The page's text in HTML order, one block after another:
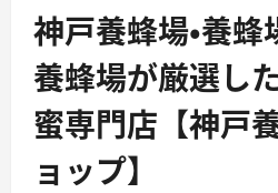
屋
南
陽
軒】
テ
ィ
エ
【洋
菓
子
シ
会
社
シ
ュ
ゼ
ト・
神戸養蜂場・養
養蜂場が厳選し
蜜専門店【神戸
ョップ】